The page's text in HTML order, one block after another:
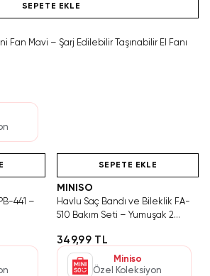
SEPETE EKLE
Fan Mavi – Şarj Edilebilir Taşınabilir El Fanı
441 –
SEPETE EKLE
MINISO
Havlu Saç Bandı ve Bileklik FA-
510 Bakım Seti – Yumuşak 2
349,99 TL
Miniso
Özel Koleksiyon